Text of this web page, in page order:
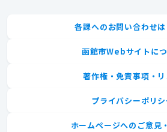
各課へのお問い合わせは
函館市Webサイトに
著作権・免責事項・
プライバシーポリシ
ホームページへのご意見